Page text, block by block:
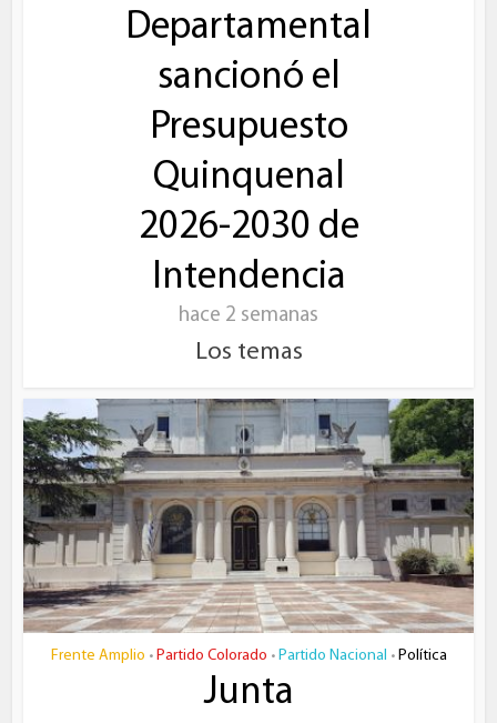
Departamental
sancionó el
Presupuesto
Quinquenal
2026-2030 de
Intendencia
hace 2 semanas
Los temas
Frente Amplio • Partido Colorado • Partido Nacional • Política
Junta